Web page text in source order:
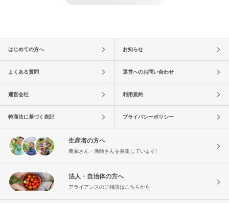
はじめての方へ お知らせ
よくある質問 運営へのお問い合わせ
運営会社 利用規約
特商法に基づく表記 プライバシーポリシー
生産者の方へ
農家さん・漁師さんを募集しています!
法人・自治体の方へ
アライアンスのご相談はこちらから